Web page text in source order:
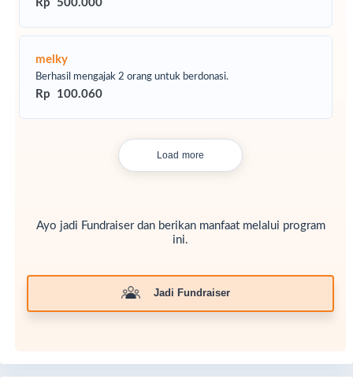
Rp 500.000
melky
Berhasil mengajak 2 orang untuk berdonasi.
Rp 100.060
Load more
Ayo jadi Fundraiser dan berikan manfaat melalui program
ini.
Jadi Fundraiser